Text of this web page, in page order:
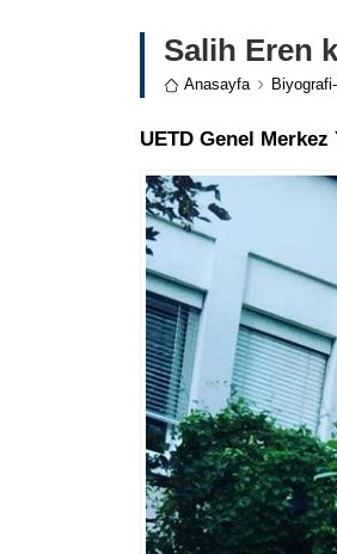
Salih Eren
Anasayfa
UETD Genel